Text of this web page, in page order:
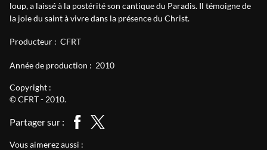
loup, a laissé à la postérité son cantique du Paradis. Il témoigne de
la joie du saint à vivre dans la présence du Christ.
Producteur : CFRT
Année de production : 2010
Copyright :
© CFRT - 2010.
Partager sur :
Vous aimerez aussi :